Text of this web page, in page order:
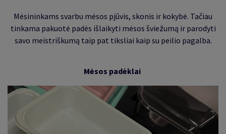
Mėsininkams svarbu mėsos pjūvis, skonis ir kokybė. Tačiau
tinkama pakuotė padės išlaikyti mėsos šviežumą ir parodyti
savo meistriškumą taip pat tiksliai kaip su peilio pagalba.
Mėsos padėklai